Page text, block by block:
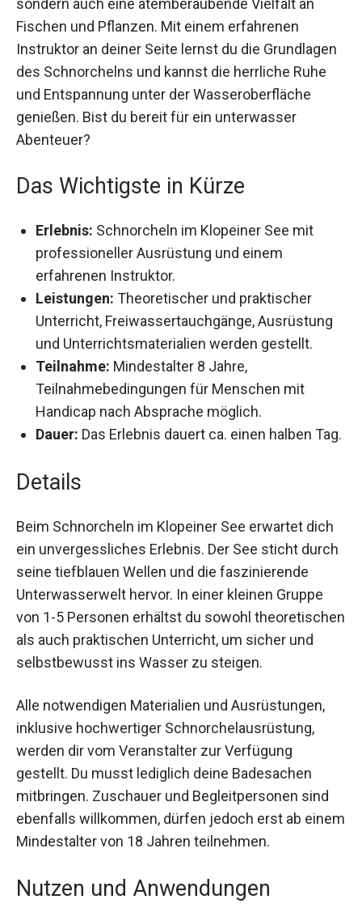
Fischen und Pflanzen. Mit einem erfahrenen
Instruktor an deiner Seite lernst du die
Grundlagen des Schnorchelns und kannst die
herrliche Ruhe und Entspannung unter der
Wasseroberfläche genießen. Bist du bereit für ein
unterwasser Abenteuer?
Das Wichtigste in Kürze
Erlebnis:
Schnorcheln im Klopeiner See mit
professioneller Ausrüstung und einem
erfahrenen Instruktor.
Leistungen:
Theoretischer und praktischer
Unterricht, Freiwassertauchgänge, Ausrüstung
und Unterrichtsmaterialien werden gestellt.
Teilnahme:
Mindestalter 8 Jahre,
Teilnahmebedingungen für Menschen mit
Handicap nach Absprache möglich.
Dauer:
Das Erlebnis dauert ca. einen halben
Details
Beim Schnorcheln im Klopeiner See erwartet dich
ein unvergessliches Erlebnis. Der See sticht
durch seine tiefblauen Wellen und die
faszinierende Unterwasserwelt hervor. In einer
kleinen Gruppe von 1-5 Personen erhältst du
sowohl theoretischen als auch praktischen
Wasser zu steigen.
Alle notwendigen Materialien und Ausrüstungen,
inklusive hochwertiger Schnorchelausrüstung,
werden dir vom Veranstalter zur Verfügung
gestellt. Du musst lediglich deine Badesachen
mitbringen. Zuschauer und Begleitpersonen sind
einem Mindestalter von 18 Jahren teilnehmen.